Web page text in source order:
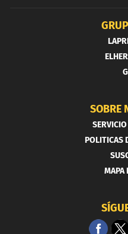
SOBRE
POLITICAS
MAPA